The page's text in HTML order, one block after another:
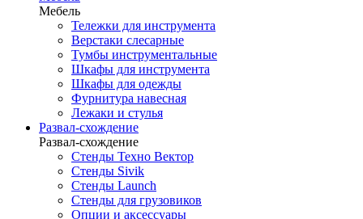
Мебель
Тележки для инструмента
Верстаки слесарные
Тумбы инструментальные
Шкафы для инструмента
Шкафы для одежды
Фурнитура навесная
Лежаки и стулья
Развал-схождение
Развал-схождение
Стенды Техно Вектор
Стенды Sivik
Стенды Launch
Стенды для грузовиков
Опции и аксессуары